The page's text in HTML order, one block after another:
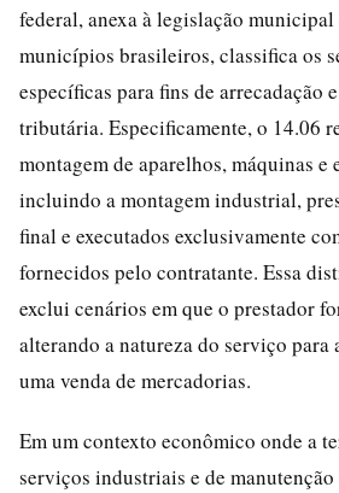
federal, anexa à legislação municipal
municípios brasileiros, classifica os
específicas para fins de arrecadação
tributária. Especificamente, o 14.06
montagem de aparelhos, máquinas e
incluindo a montagem industrial,
final e executados exclusivamente
fornecidos pelo contratante. Essa
exclui cenários em que o prestador
alterando a natureza do serviço
uma venda de mercadorias.
Em um contexto econômico onde a
serviços industriais e de manutenção